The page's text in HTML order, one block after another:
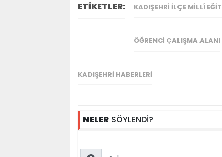
ETİKETLER: KADIŞEHRI İLÇE MILLÎ
ÖĞRENCI ÇALIŞMA ALANI
KADIŞEHRI HABERLERI
NELERSÖYLENDİ?
Name